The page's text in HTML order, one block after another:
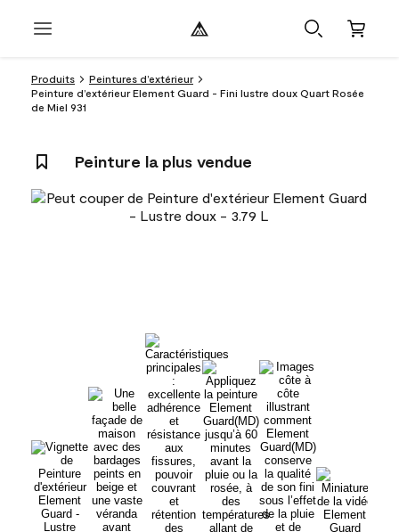
Produits
Peintures d’extérieur
Peinture d’extérieur Element Guard - Fini lustre doux Quart Rosée
de Miel 931
Peinture la plus vendue